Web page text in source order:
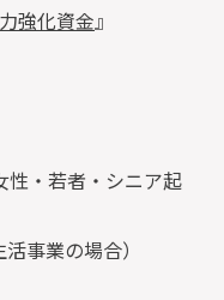
強化資金』
性・若者・シニア起
事業の場合）